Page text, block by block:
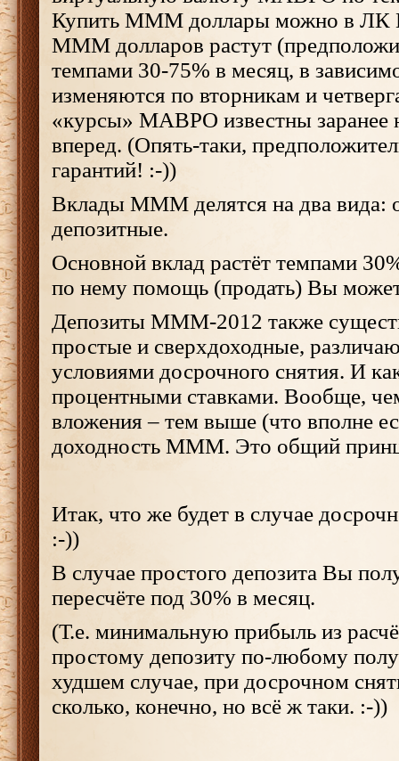
Купить МММ доллары можно в
МММ долларов растут
темпами 30-75% в месяц, в
изменяются по вторникам и
«курсы» МАВРО известны заранее
вперед. (Опять-таки,
гарантий! :-))
Вклады МММ делятся на два вида:
депозитные.
Основной вклад растёт темпами
по нему помощь (продать) Вы
Депозиты МММ-2012 также
простые и сверхдоходные,
условиями досрочного снятия. И
процентными ставками. Вообще,
вложения – тем выше (что вполне
доходность МММ. Это общий
Итак, что же будет в случае
:-))
В случае простого депозита Вы
пересчёте под 30% в месяц.
(Т.е. минимальную прибыль из
простому депозиту по-любому
худшем случае, при досрочном
сколько, конечно, но всё ж таки. :-))